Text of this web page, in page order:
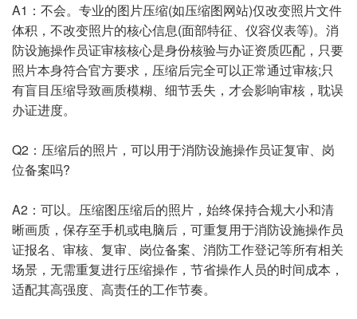
A1：不会。专业的图片压缩(如压缩图网站)仅改变照片文件
体积，不改变照片的核心信息(面部特征、仪容仪表等)。消
防设施操作员证审核核心是身份核验与办证资质匹配，只要
照片本身符合官方要求，压缩后完全可以正常通过审核;只
有盲目压缩导致画质模糊、细节丢失，才会影响审核，耽误
办证进度。
Q2：压缩后的照片，可以用于消防设施操作员证复审、岗
位备案吗?
A2：可以。压缩图压缩后的照片，始终保持合规大小和清
晰画质，保存至手机或电脑后，可重复用于消防设施操作员
证报名、审核、复审、岗位备案、消防工作登记等所有相关
场景，无需重复进行压缩操作，节省操作人员的时间成本，
适配其高强度、高责任的工作节奏。